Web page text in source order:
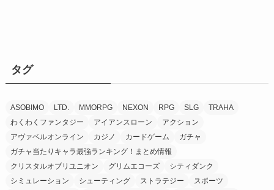
タグ
ASOBIMO LTD. MMORPG NEXON RPG SLG
TRAHA
わくわくファンタジー
アイアンスローン
アクション
アヴァベルオンライン
カジノ カードゲーム
ガチャ
ガチャ当たりキャラ最強ランキング！まとめ情報
クリスタルオブリユニオン
グリムエコーズ
シティダンク
シミュレーション
シューティング ストラテジー
スポーツ